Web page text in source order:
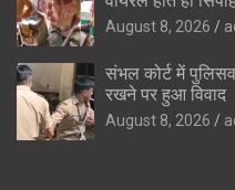
August 8, 2026
संभल कोर्ट में
रखने पर हुआ विवाद
August 8, 2026